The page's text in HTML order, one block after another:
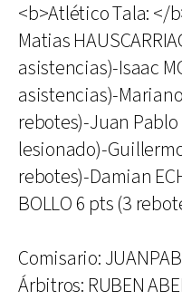
<b>Atlético Tala: </
Matias
asistencias)-Isaac
asistencias)-
rebotes)-Juan Pablo
lesionado)-
rebotes)-Damian
BOLLO 6 pts (3
Comisario:
Árbitros: RUBEN